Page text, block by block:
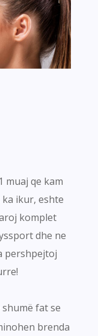
muaj qe kam
ikur, eshte
komplet
dhe ne
pershpejtoj
fat se
brenda